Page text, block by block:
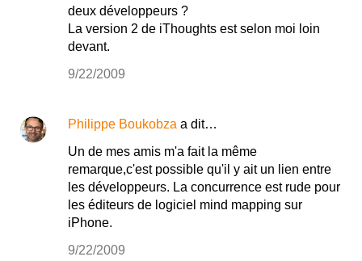
deux développeurs ?
La version 2 de iThoughts est selon moi loin
devant.
9/22/2009
Philippe Boukobza a dit…
Un de mes amis m'a fait la même
remarque,c'est possible qu'il y ait un lien entre
les développeurs. La concurrence est rude pour
les éditeurs de logiciel mind mapping sur
iPhone.
9/22/2009